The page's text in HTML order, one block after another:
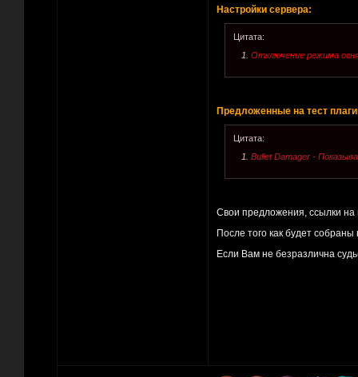
Настройки сервера:
Цитата:
1. Отключение режима
Предложенные на тест
Цитата:
1. Bullet Damager -
Свои предложения, ссылки
После того как будет
Если Вам не безразлична